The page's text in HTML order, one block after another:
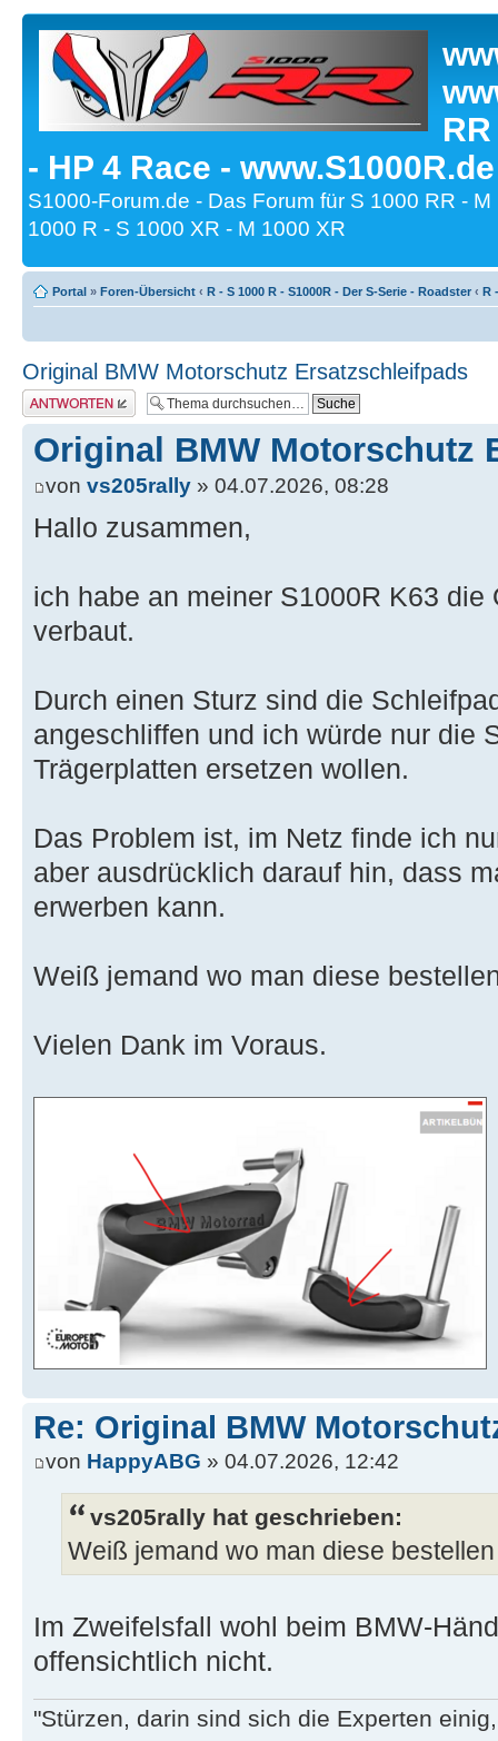
- HP 4 Race -
S1000-Forum.de - Das Forum für S 1000 RR -
1000 R - S 1000 XR - M 1000 XR
Portal » Foren-Übersicht ‹ R - S 1000 R - S1000R - Der S-Serie - Roadster ‹ R
Original BMW Motorschutz Ersatzschleifpads
Antwort erstellen
Original BMW Motorschutz
von vs205rally » 04.07.2026, 08:28
Hallo zusammen,
ich habe an meiner S1000R K63
verbaut.
Durch einen Sturz sind die
angeschliffen und ich würde nur die
Trägerplatten ersetzen wollen.
Das Problem ist, im Netz finde ich
aber ausdrücklich darauf hin, dass
erwerben kann.
Weiß jemand wo man diese
Vielen Dank im Voraus.
Re: Original BMW
von HappyABG » 04.07.2026, 12:42
vs205rally hat geschrieben:
Weiß jemand wo man diese
Im Zweifelsfall wohl beim BMW-
offensichtlich nicht.
"Stürzen, darin sind sich die Experten